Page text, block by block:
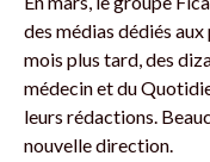
des médias dédiés
mois plus tard, des
médecin et du
leurs rédactions.
nouvelle direction.